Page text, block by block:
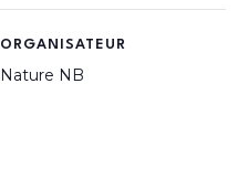
ORGANISATEUR
Nature NB